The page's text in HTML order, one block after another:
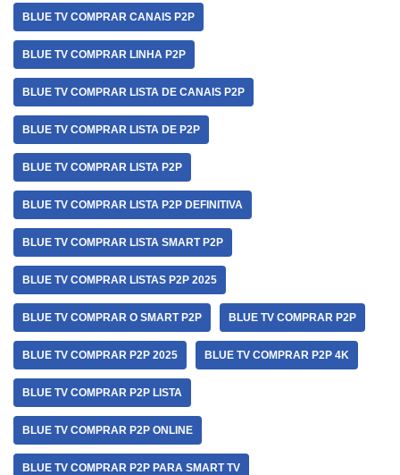
BLUE TV COMPRAR CANAIS P2P
BLUE TV COMPRAR LINHA P2P
BLUE TV COMPRAR LISTA DE CANAIS P2P
BLUE TV COMPRAR LISTA DE P2P
BLUE TV COMPRAR LISTA P2P
BLUE TV COMPRAR LISTA P2P DEFINITIVA
BLUE TV COMPRAR LISTA SMART P2P
BLUE TV COMPRAR LISTAS P2P 2025
BLUE TV COMPRAR O SMART P2P BLUE TV COMPRAR P2P
BLUE TV COMPRAR P2P 2025 BLUE TV COMPRAR P2P 4K
BLUE TV COMPRAR P2P LISTA
BLUE TV COMPRAR P2P ONLINE
BLUE TV COMPRAR P2P PARA SMART TV